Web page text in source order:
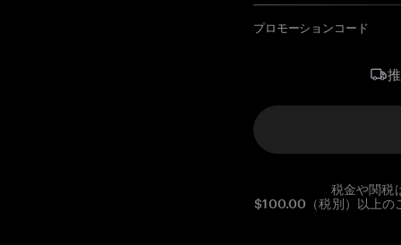
プロモーションコード
税金や関税
$100.00（税別）以上の